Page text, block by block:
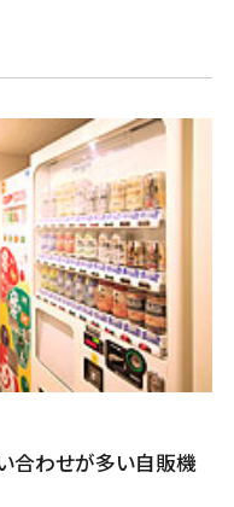
合わせが多い自販機